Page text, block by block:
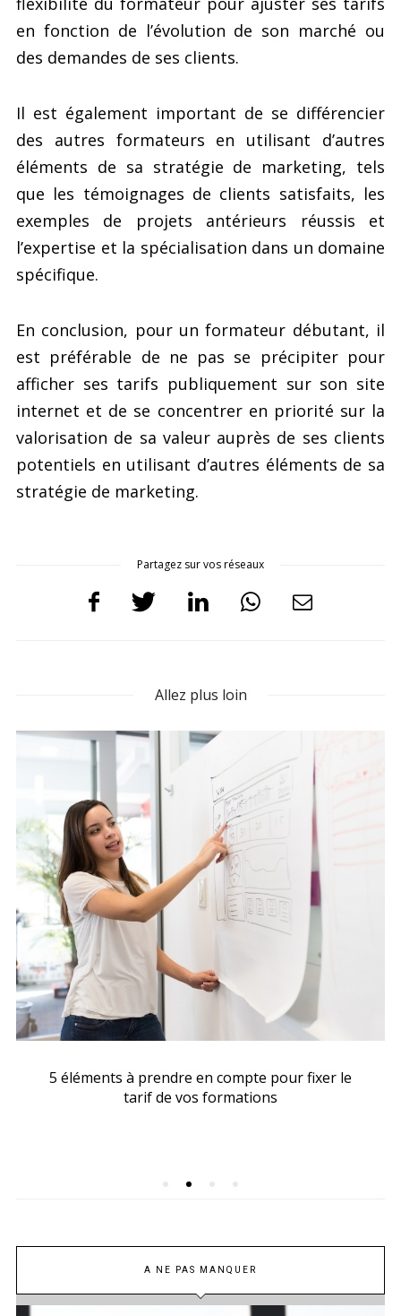
en fonction de l’évolution de son marché ou
des demandes de ses clients.
Il est également important de se différencier
des autres formateurs en utilisant d’autres
éléments de sa stratégie de marketing, tels
que les témoignages de clients satisfaits, les
exemples de projets antérieurs réussis et
l’expertise et la spécialisation dans un domaine
spécifique.
En conclusion, pour un formateur débutant, il
est préférable de ne pas se précipiter pour
afficher ses tarifs publiquement sur son site
internet et de se concentrer en priorité sur la
valorisation de sa valeur auprès de ses clients
potentiels en utilisant d’autres éléments de sa
stratégie de marketing.
Partagez sur vos réseaux
Allez plus loin
5 éléments à prendre en compte pour fixer le
tarif de vos formations
A NE PAS MANQUER